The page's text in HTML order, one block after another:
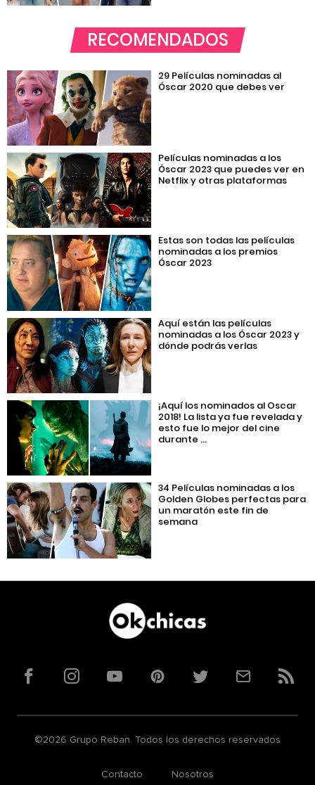
RECOMENDADOS
29 Películas nominadas al
Óscar 2020 que debes ver
Películas nominadas a los
Óscar 2023 que puedes ver en
Netflix y otras plataformas
Estas son todas las películas
nominadas a los premios
Óscar 2023
Aquí están las películas
nominadas a los Óscar 2023 y
dónde podrás verlas
¡Aquí los nominados al Oscar
2018! La lista ya fue revelada y
esto fue lo mejor del cine
durante ...
34 Películas nominadas a los
Golden Globes perfectas para
un maratón este fin de
semana
FacebookInstagramYouTubePinterestTwitterCorreoRSS
©2026 Grupo Reban. Todos los derechos reservados
Contacto Nosotros